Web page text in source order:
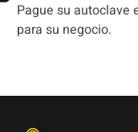
Pague su autoclave
para su negocio.